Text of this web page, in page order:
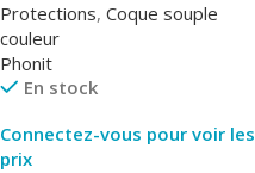
Protections, Coque souple
couleur
Phonit
En stock
Connectez-vous pour voir les
prix